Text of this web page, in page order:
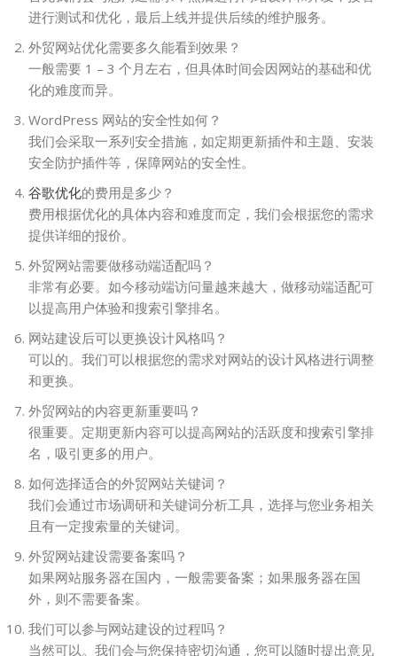
进行测试和优化，最后上线并提供后续的维护服务。
外贸网站优化需要多久能看到效果？
一般需要 1 – 3 个月左右，但具体时间会因网站的基础和优
化的难度而异。
WordPress 网站的安全性如何？
我们会采取一系列安全措施，如定期更新插件和主题、安装
安全防护插件等，保障网站的安全性。
谷歌优化的费用是多少？
费用根据优化的具体内容和难度而定，我们会根据您的需求
提供详细的报价。
外贸网站需要做移动端适配吗？
非常有必要。如今移动端访问量越来越大，做移动端适配可
以提高用户体验和搜索引擎排名。
网站建设后可以更换设计风格吗？
可以的。我们可以根据您的需求对网站的设计风格进行调整
和更换。
外贸网站的内容更新重要吗？
很重要。定期更新内容可以提高网站的活跃度和搜索引擎排
名，吸引更多的用户。
如何选择适合的外贸网站关键词？
我们会通过市场调研和关键词分析工具，选择与您业务相关
且有一定搜索量的关键词。
外贸网站建设需要备案吗？
如果网站服务器在国内，一般需要备案；如果服务器在国
外，则不需要备案。
我们可以参与网站建设的过程吗？
当然可以。我们会与您保持密切沟通，您可以随时提出意见